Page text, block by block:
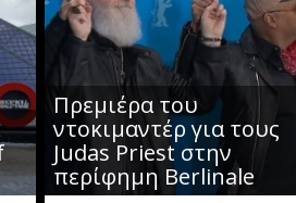
Πρεμιέρα του
ντοκιμαντέρ για τους
Judas Priest στην
περίφημη Berlinale